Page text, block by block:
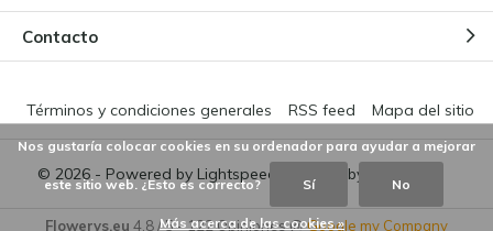
Contacto
© 2026 - Powered by Lightspeed - Theme by
Términos y condiciones generales RSS feed Mapa del sitio
Flowerys.eu 4,8/5-122Opiniones @Google my Company
Nos gustaría colocar cookies en su ordenador para ayudar a mejorar
este sitio web. ¿Esto es correcto? Sí No
Más acerca de las cookies »